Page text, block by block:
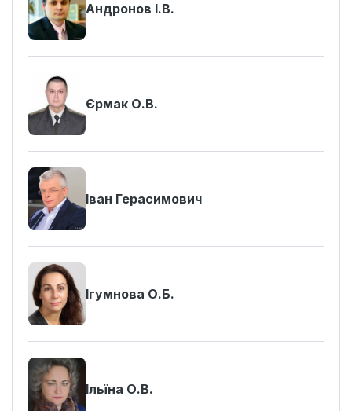
Андронов І.В.
Єрмак О.В.
Іван Герасимович
Ігумнова О.Б.
Ільїна О.В.